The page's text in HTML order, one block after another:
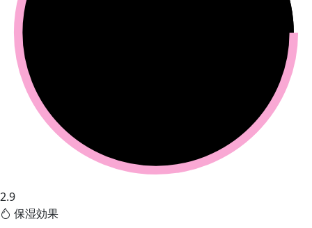
2.9
保湿効果